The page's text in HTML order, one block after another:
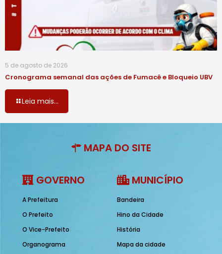
5 de agosto de 2026
Cronograma semanal das ações de Fumacê e Bloqueio UBV
Leia mais...
MAPA DO SITE
GOVERNO
A Prefeitura
O Prefeito
O Vice-Prefeito
Organograma
MUNICÍPIO
Bandeira
Hino da Cidade
História
Mapa da cidade